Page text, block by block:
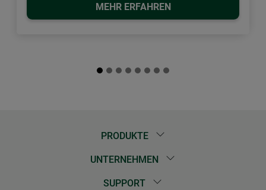
MEHR ERFAHREN
PRODUKTE
UNTERNEHMEN
SUPPORT